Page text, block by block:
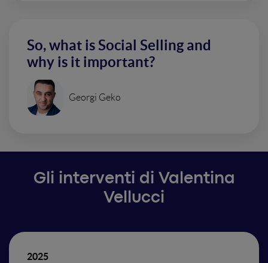
So, what is Social Selling and
why is it important?
Georgi Geko
Gli interventi di Valentina
Vellucci
2025